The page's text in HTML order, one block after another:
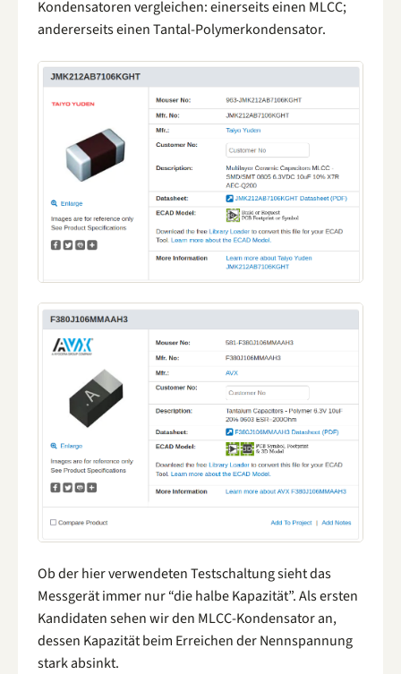
Kondensatoren vergleichen: einerseits einen MLCC;
andererseits einen Tantal-Polymerkondensator.
Ob der hier verwendeten Testschaltung sieht das
Messgerät immer nur “die halbe Kapazität”. Als ersten
Kandidaten sehen wir den MLCC-Kondensator an,
dessen Kapazität beim Erreichen der Nennspannung
stark absinkt.